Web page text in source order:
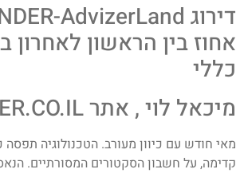
אחוז בין הראשון
כללי
מיכאל לוי , אתר FUNDER.CO.IL
מאי חודש עם כיוון מעורב. הטכנולוגיה תפסה